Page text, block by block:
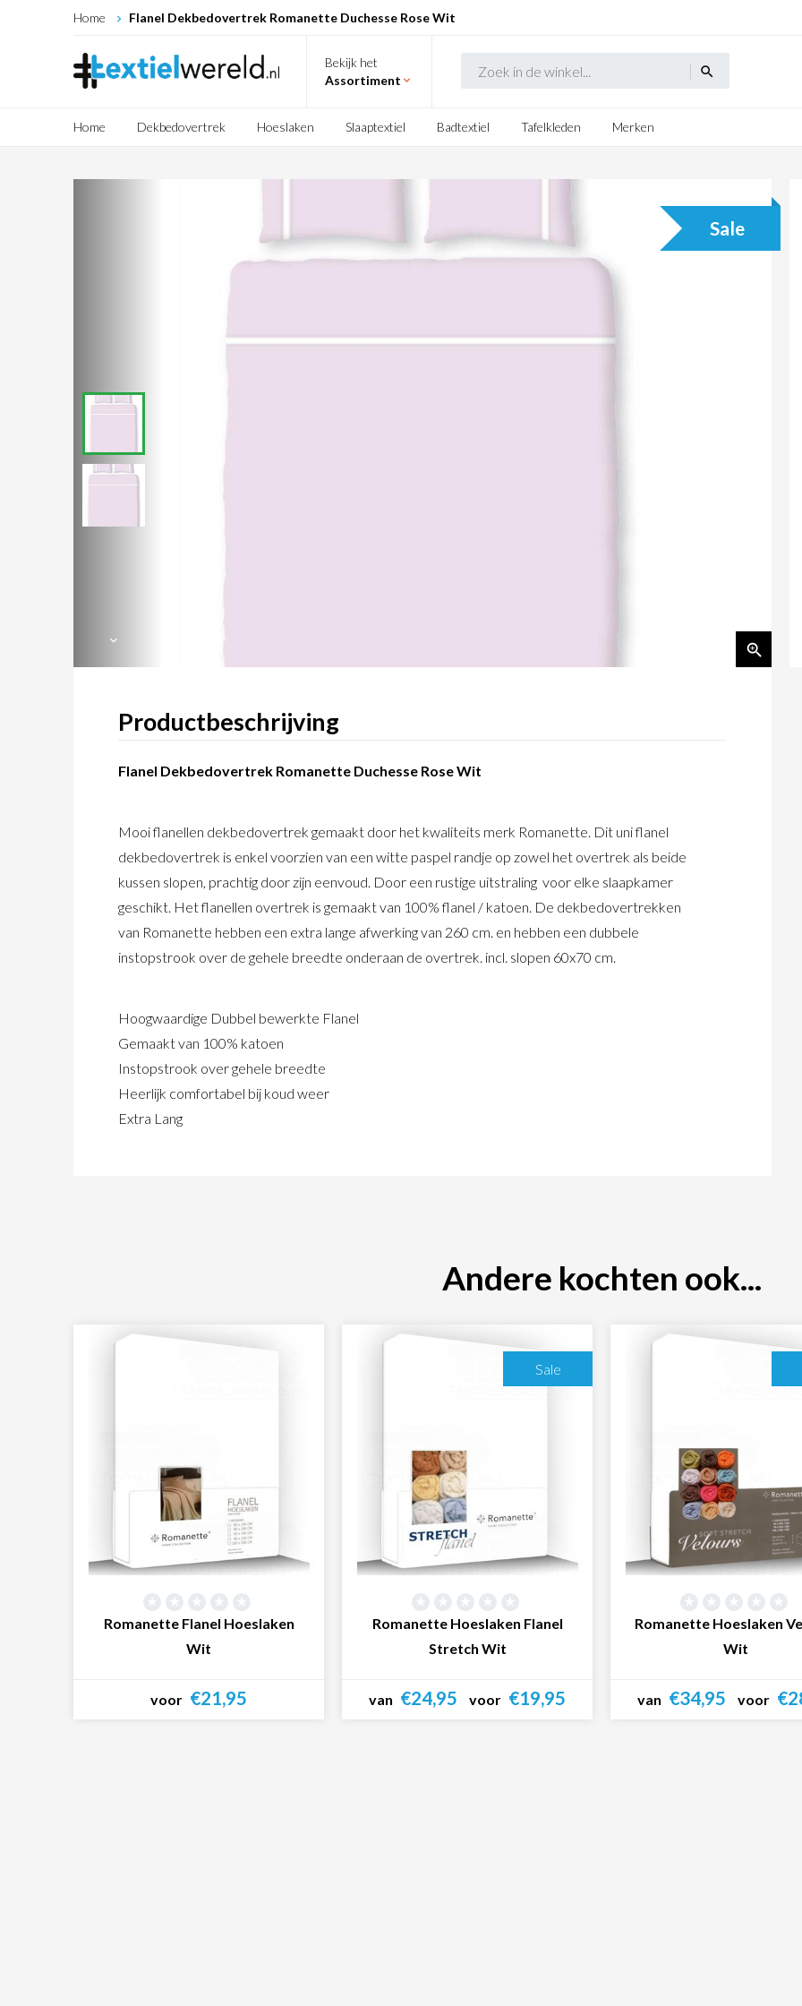
Home Flanel Dekbedovertrek Romanette Duchesse Rose Wit
Bekijk het
Assortiment
search
Home Dekbedovertrek Hoeslaken Slaaptextiel Badtextiel Tafelkleden Merken
Sale
Productbeschrijving
Flanel Dekbedovertrek Romanette Duchesse Rose Wit
Mooi flanellen dekbedovertrek gemaakt door het kwaliteits merk Romanette. Dit uni flanel
dekbedovertrek is enkel voorzien van een witte paspel randje op zowel het overtrek als beide
kussen slopen, prachtig door zijn eenvoud. Door een rustige uitstraling voor elke slaapkamer
geschikt. Het flanellen overtrek is gemaakt van 100% flanel / katoen. De dekbedovertrekken
van Romanette hebben een extra lange afwerking van 260 cm. en hebben een dubbele
instopstrook over de gehele breedte onderaan de overtrek. incl. slopen 60x70 cm.
Hoogwaardige Dubbel bewerkte Flanel
Gemaakt van 100% katoen
Instopstrook over gehele breedte
Heerlijk comfortabel bij koud weer
Extra Lang
Andere kochten ook...
Romanette Flanel Hoeslaken
Wit
voor €21,95
Sale
Romanette Hoeslaken Flanel
Stretch Wit
van €24,95 voor €19,95
Romanette Hoeslaken
Wit
van €34,95 voor